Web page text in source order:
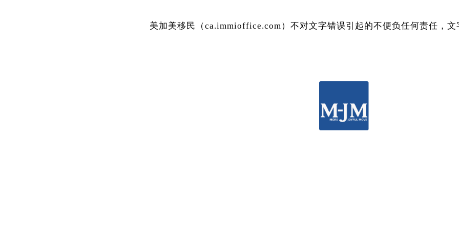
美加美移民（ca.immioffice.com）不对文字错误引起的不便负任何责任，文